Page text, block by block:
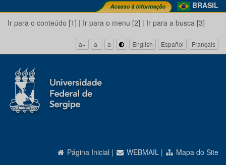
BRASIL
Ir para o conteúdo [1] | Ir para o menu [2] | Ir para a busca [3]
a+ a- a English Español Français
Página Inicial | WEBMAIL | Mapa do Site